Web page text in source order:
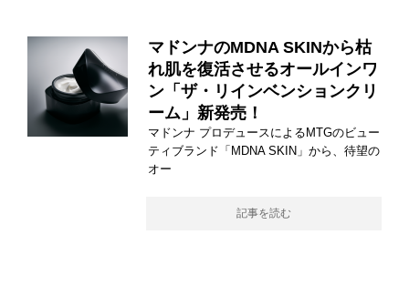
マドンナのMDNA SKINから枯
れ肌を復活させるオールインワ
ン「ザ・リインベンションクリ
ーム」新発売！
マドンナ プロデュースによるMTGのビュー
ティブランド「MDNA SKIN」から、待望の
オー
記事を読む